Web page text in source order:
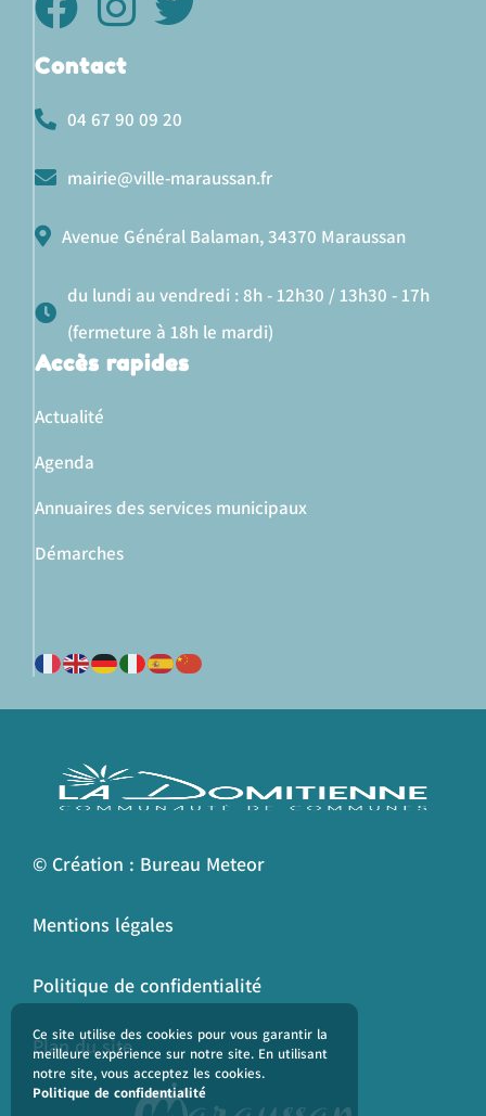
Contact
04 67 90 09 20
mairie@ville-maraussan.fr
Avenue Général Balaman, 34370 Maraussan
du lundi au vendredi : 8h - 12h30 / 13h30 - 17h
(fermeture à 18h le mardi)
Accès rapides
Actualité
Agenda
Annuaires des services municipaux
Démarches
Ce site utilise des cookies pour vous garantir la
meilleure expérience sur notre site. En utilisant
notre site, vous acceptez les cookies.
Politique de confidentialité
© Création : Bureau Meteor
Mentions légales
Politique de confidentialité
Plan du site